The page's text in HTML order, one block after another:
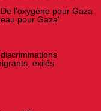
l'oxygène pour Gaza
pour Gaza"
exilés